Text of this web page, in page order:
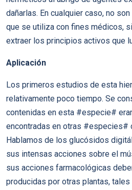
dañarlas. En cualquier caso, no
que se utiliza con fines médicos,
extraer los principios activos que
Aplicación
Los primeros estudios de esta
relativamente poco tiempo. Se
contenidas en esta #especie#
encontradas en otras #especies#
Hablamos de los glucósidos
sus intensas acciones sobre el
sus acciones farmacológicas
producidas por otras plantas,